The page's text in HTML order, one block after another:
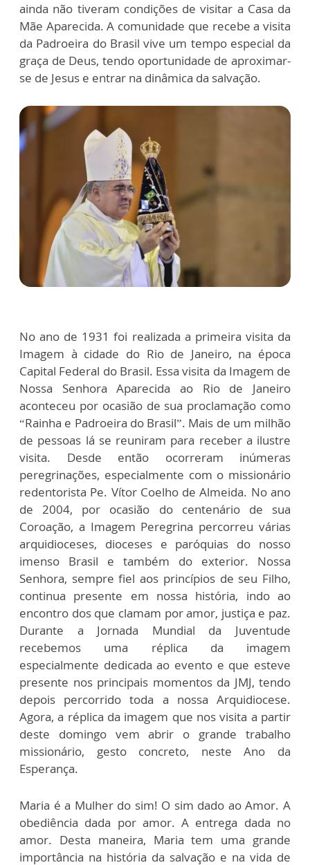
ainda não tiveram condições de visitar a Casa da
Mãe Aparecida. A comunidade que recebe a visita
da Padroeira do Brasil vive um tempo especial da
graça de Deus, tendo oportunidade de aproximar-
se de Jesus e entrar na dinâmica da salvação.
No ano de 1931 foi realizada a primeira visita da
Imagem à cidade do Rio de Janeiro, na época
Capital Federal do Brasil. Essa visita da Imagem de
Nossa Senhora Aparecida ao Rio de Janeiro
aconteceu por ocasião de sua proclamação como
“Rainha e Padroeira do Brasil”. Mais de um milhão
de pessoas lá se reuniram para receber a ilustre
visita. Desde então ocorreram inúmeras
peregrinações, especialmente com o missionário
redentorista Pe. Vítor Coelho de Almeida. No ano
de 2004, por ocasião do centenário de sua
Coroação, a Imagem Peregrina percorreu várias
arquidioceses, dioceses e paróquias do nosso
imenso Brasil e também do exterior. Nossa
Senhora, sempre fiel aos princípios de seu Filho,
continua presente em nossa história, indo ao
encontro dos que clamam por amor, justiça e paz.
Durante a Jornada Mundial da Juventude
recebemos uma réplica da imagem
especialmente dedicada ao evento e que esteve
presente nos principais momentos da JMJ, tendo
depois percorrido toda a nossa Arquidiocese.
Agora, a réplica da imagem que nos visita a partir
deste domingo vem abrir o grande trabalho
missionário, gesto concreto, neste Ano da
Esperança.
Maria é a Mulher do sim! O sim dado ao Amor. A
obediência dada por amor. A entrega dada no
amor. Desta maneira, Maria tem uma grande
importância na história da salvação e na vida de